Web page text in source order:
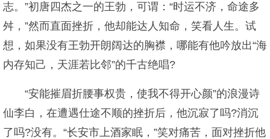
志。”初唐四杰之一的王勃，可谓：“时运不济，命途多
舛，”然而直面挫折，他却能达人知命，笑看人生。试
想，如果没有王勃开朗阔达的胸襟，哪能有他吟放出“海
内存知己，天涯若比邻”的千古绝唱?
“安能摧眉折腰事权贵，使我不得开心颜”的浪漫诗
仙李白，在遭遇仕途不顺的挫折后，他沉寂了吗?消沉
了吗?没有。“长安市上酒家眠，”笑对痛苦，面对挫折他